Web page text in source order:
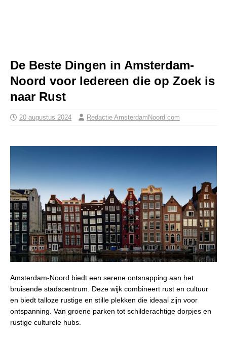
De Beste Dingen in Amsterdam-
Noord voor Iedereen die op Zoek is
naar Rust
20 augustus 2024 Redactie AmsterdamNoord com
Amsterdam-Noord biedt een serene ontsnapping aan het
bruisende stadscentrum. Deze wijk combineert rust en cultuur
en biedt talloze rustige en stille plekken die ideaal zijn voor
ontspanning. Van groene parken tot schilderachtige dorpjes en
rustige culturele hubs.